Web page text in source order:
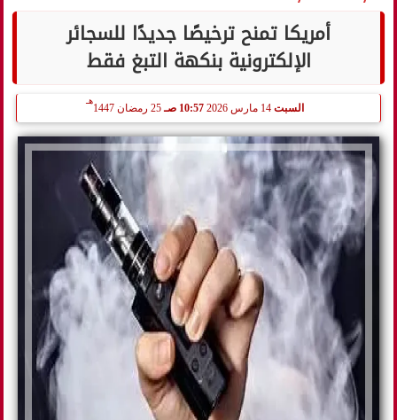
أمريكا تمنح ترخيصًا جديدًا للسجائر
الإلكترونية بنكهة التبغ فقط
السبت 10:57 صـ 25 رمضان 1447
هـ